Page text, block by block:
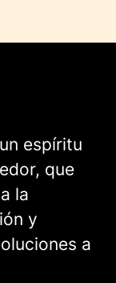
espíritu
que
la
y
a